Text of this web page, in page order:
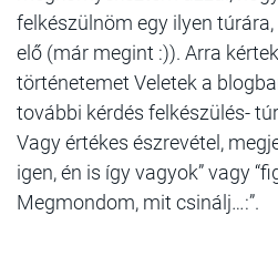
felkészülnöm egy ilyen
elő (már megint :)). Arra
történetemet Veletek a
további kérdés felkészülés-
Vagy értékes észrevétel,
igen, én is így vagyok” vagy
Megmondom, mit csinálj…:”.